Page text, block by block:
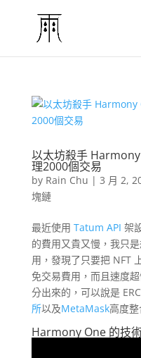
以太坊殺手
理2000個交易
by Rain Chu | 3 月 2,
塊鏈
最近使用 Tatum API 架
的費用又貴又慢，我只
用，發現了只要把 NFT
免交易費用，而且速度
分出來的，可以說是
所以及MetaMask高度整
Harmony One 的技